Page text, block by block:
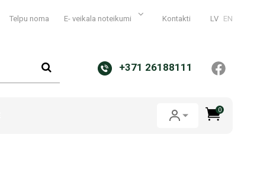
Telpu noma E- veikala noteikumi Kontakti LV EN
+371 26188111
0